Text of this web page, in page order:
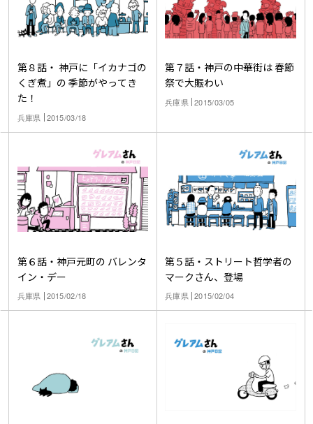
第８話・ 神戸に「イカナゴの
くぎ煮」の 季節がやってき
た！
兵庫県 2015/03/18
第７話・神戸の中華街は 春節
祭で大賑わい
兵庫県 2015/03/05
第６話・神戸元町の バレンタ
イン・デー
兵庫県 2015/02/18
第５話・ストリート哲学者の
マークさん、登場
兵庫県 2015/02/04